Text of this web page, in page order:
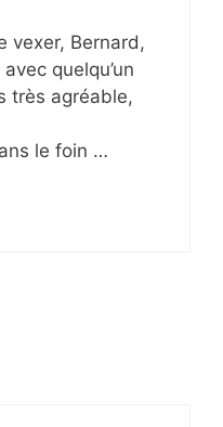
vexer, Bernard,
quelqu’un
très agréable,
le foin …